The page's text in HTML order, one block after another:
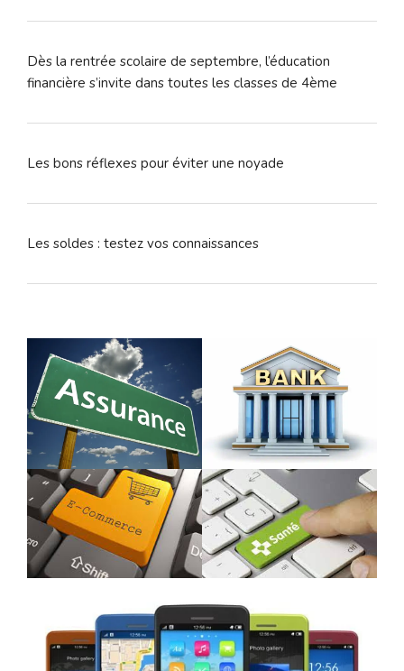
Dès la rentrée scolaire de septembre, l’éducation
financière s’invite dans toutes les classes de 4ème
Les bons réflexes pour éviter une noyade
Les soldes : testez vos connaissances